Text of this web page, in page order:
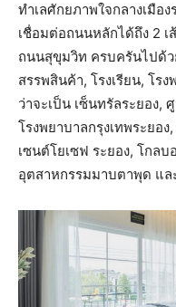
ทำเลศักยภาพใจกลางเมือ
เชื่อมต่อถนนหลักได้ถึง 2 เ
ถนนสุขุมวิท ครบครันไปด้
สรรพสินค้า, โรงเรียน, โร
ว่าจะเป็น เซ็นทรัลระยอง,
โรงพยาบาลกรุงเทพระยอ
เซนต์โยเซฟ ระยอง, โกล
อุตสาหกรรมมาบตาพุด แ